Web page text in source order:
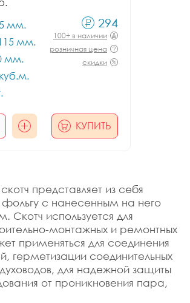
мм.
мм.
мм.
294
100+ в наличии
розничная цена
скидки
КУПИТЬ
представляет из себя
с нанесенным на него
Скотч используется для
монтажных и ремонтных
применяться для соединения
герметизации соединительных
для надежной защиты
от проникновения пара,